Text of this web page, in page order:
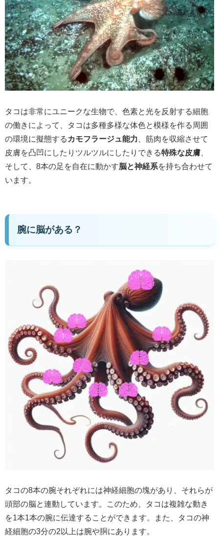
タコは非常にユニークな生物で、色素と光を反射する細胞
の働きによって、タコは多種多様な体色と模様を作る周囲
の環境に擬態する カモフラージュ能力 、筋肉を収縮させて
皮膚を凸凹にしたりツルツルにしたりできる特殊な皮膚
そして、8本の足を自在に動かす脳と神経系を持ち合わせて
います。
腕に脳がある？
タコの8本の腕それぞれには神経細胞の塊があり、それらが
頭部の脳と連動しています。このため、タコは複雑な動き
を1本1本の腕に伝達することができます。また、タコの神
経細胞の3分の2以上は腕や胴にあります。